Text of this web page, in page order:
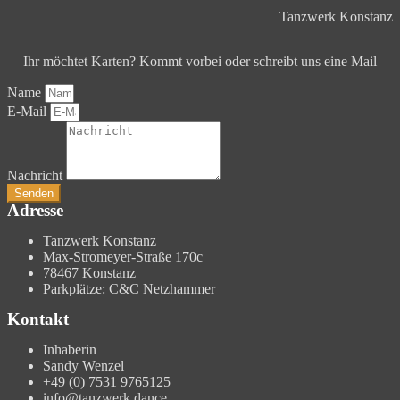
Tanzwerk Konstanz
Ihr möchtet Karten? Kommt vorbei oder schreibt uns eine Mail
Name
E-Mail
Nachricht
Senden
Adresse
Tanzwerk Konstanz
Max-Stromeyer-Straße 170c
78467 Konstanz
Parkplätze: C&C Netzhammer
Kontakt
Inhaberin
Sandy Wenzel
+49 (0) 7531 9765125